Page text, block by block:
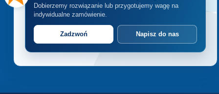
Dobierzemy rozwiązanie lub przygotujemy wagę na
indywidualne zamówienie.
Zadzwoń Napisz do nas